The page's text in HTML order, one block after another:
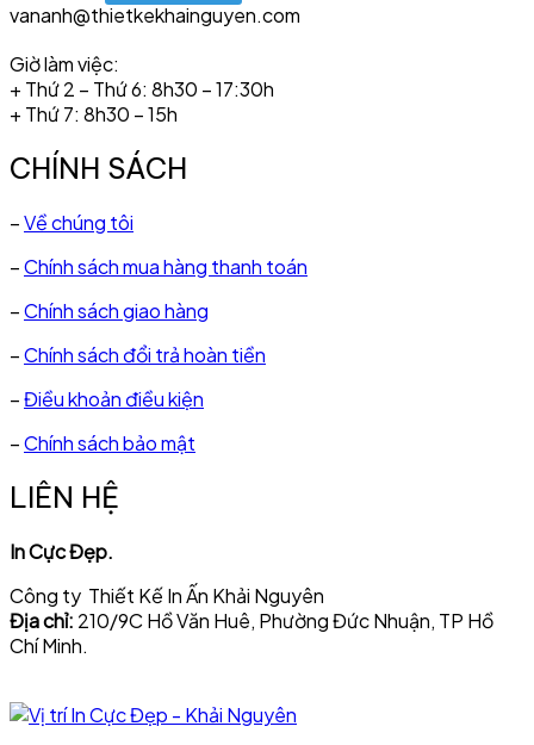
vananh@thietkekhainguyen.com
Giờ làm việc:
+ Thứ 2 – Thứ 6: 8h30 – 17:30h
+ Thứ 7: 8h30 – 15h
CHÍNH SÁCH
–Về chúng tôi
–Chính sách mua hàng thanh toán
–Chính sách giao hàng
–Chính sách đổi trả hoàn tiền
–Điều khoản điều kiện
–Chính sách bảo mật
LIÊN HỆ
In Cực Đẹp.
Công ty Thiết Kế In Ấn Khải Nguyên
Địa chỉ: 210/9C Hồ Văn Huê, Phường Đức Nhuận, TP Hồ
Chí Minh.